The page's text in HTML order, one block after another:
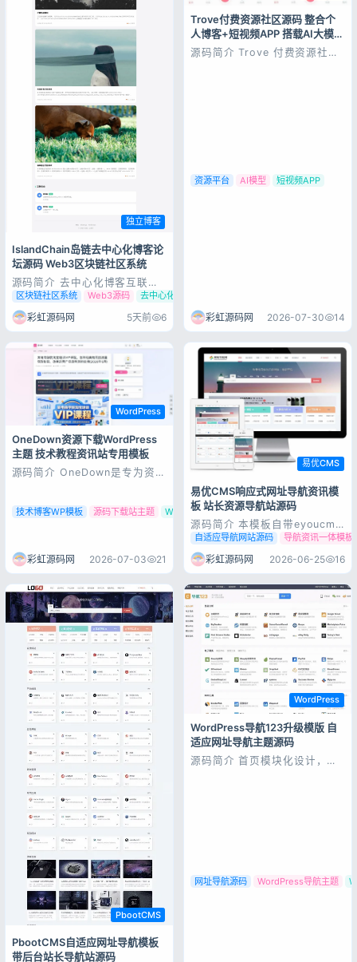
独立博客
IslandChain岛链去中心化博客论
坛源码 Web3区块链社区系统
源码简介 去中心化博客互联系
统。每一座孤岛，都值得被看
见。 双引擎主题：山海间（默
认 Vue 主题）+ 朋友圈（微信
风格动态流 PHP 主题）+
题）WallFlow 壁纸主题：瀑布
流布局 + 多维筛...
区块链社区系统 Web3源码 去中心化博客
彩虹源码网 5天前 6
Trove付费资源社区源码 整合个
人博客+短视频APP 搭载AI大模型
多支付多存储
源码简介 Trove 付费资源社区
资源平台 AI模型 短视频APP
彩虹源码网 2026-07-30 14
WordPress
OneDown资源下载WordPress
主题 技术教程资讯站专用模板
源码简介 OneDown是专为资源
商业主题，聚焦源码、软件、工
具、编程教程、行业资讯类站点
术博客、源码分享站、教程资源
站的...
技术博客WP模板 源码下载站主题 WP教程资讯模板
彩虹源码网 2026-07-03 21
易优CMS
易优CMS响应式网址导航资讯模
板 站长资源导航站源码
源码简介 本模板自带eyoucms
内核，无需再下载eyou系统，
原创设计、手工书写
DIV+CSS，完美兼容IE7+、
Firefox、Chrome、360浏览
化；多终端均可正常预览。 操
作系统：Linux/Unix...
自适应导航网站源码 导航资讯一体模板
彩虹源码网 2026-06-25 16
PbootCMS
PbootCMS自适应网址导航模板
带后台站长导航站源码
WordPress
WordPress导航123升级模版 自
适应网址导航主题源码
源码简介 首页模块化设计，添
网址导航源码 WordPress导航主题
没有账号？立即注册
记住登录 忘记密码?
用户协议 隐私政策